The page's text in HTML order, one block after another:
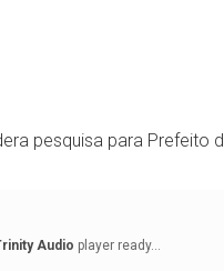
pesquisa para Prefeito
Audio player ready...